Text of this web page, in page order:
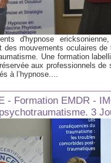
d'hypnose
des mouvements oculaires
Une formation
aux professionnels de
à l’hypnose....
- Formation EMDR -
3